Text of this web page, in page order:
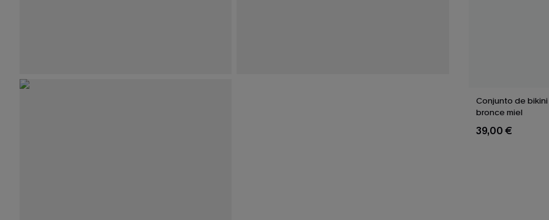
Conjunto de
bronce miel
39,00 €